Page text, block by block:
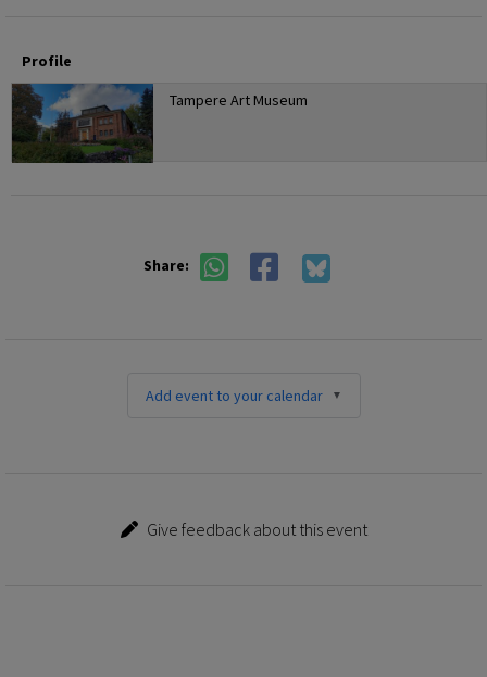
Profile
Tampere Art Museum
Share:
Add event to your calendar
Give feedback about this event